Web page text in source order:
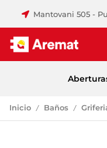
Mantovani 505 -
Inicio / Baños /